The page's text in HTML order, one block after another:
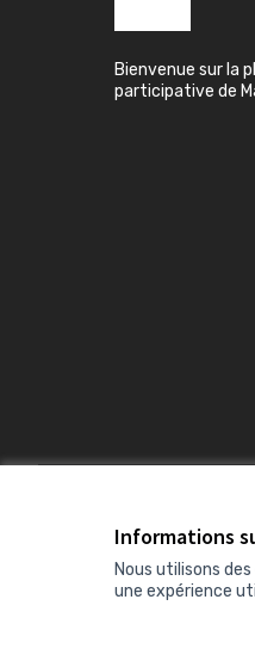
Informations
Nous utilisons
une expérience
Bienvenue sur
participative de